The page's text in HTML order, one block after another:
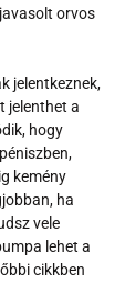
orvos
jelentkeznek,
jelenthet a
hogy
kemény
ha
vele
lehet a
cikkben